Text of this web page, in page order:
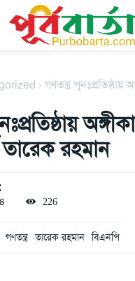
গণতন্ত্র পুনঃপ্রতিষ্ঠায়
রহমান
226
গণতন্ত্র তারেক রহমান বিএনপি